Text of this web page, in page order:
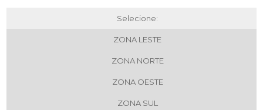
Selecione:
ZONA LESTE
ZONA NORTE
ZONA OESTE
ZONA SUL